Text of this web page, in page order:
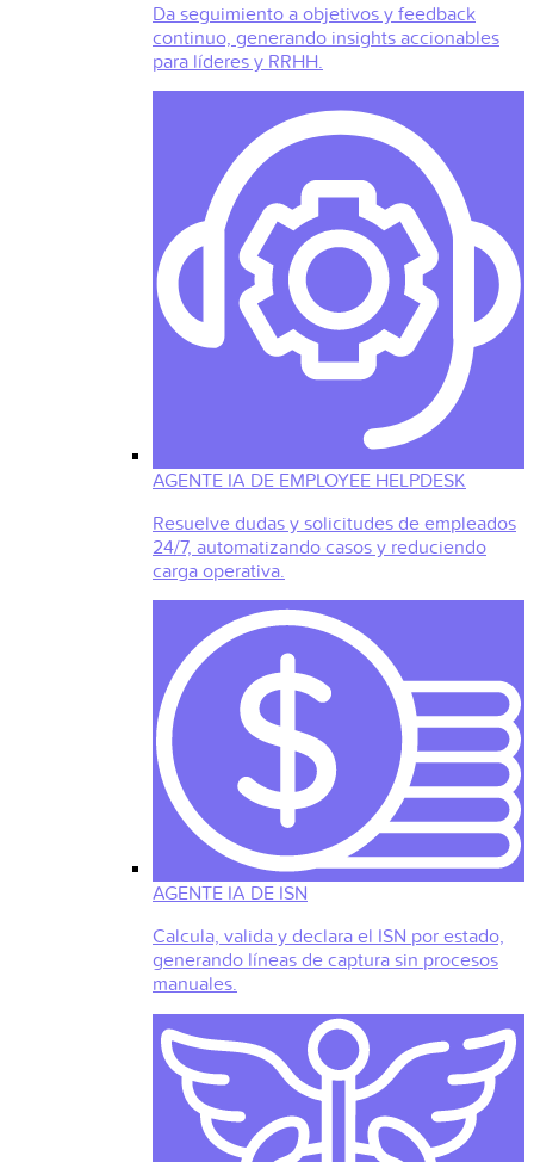
Da seguimiento a objetivos y feedback
continuo, generando insights accionables
para líderes y RRHH.
AGENTE IA DE EMPLOYEE HELPDESK
Resuelve dudas y solicitudes de empleados
24/7, automatizando casos y reduciendo
carga operativa.
AGENTE IA DE ISN
Calcula, valida y declara el ISN por estado,
generando líneas de captura sin procesos
manuales.